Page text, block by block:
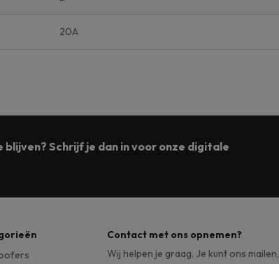
20A
blijven? Schrijf je dan in voor onze digitale
Contact met ons opnemen?
Wij helpen je graag. Je kunt ons mailen,